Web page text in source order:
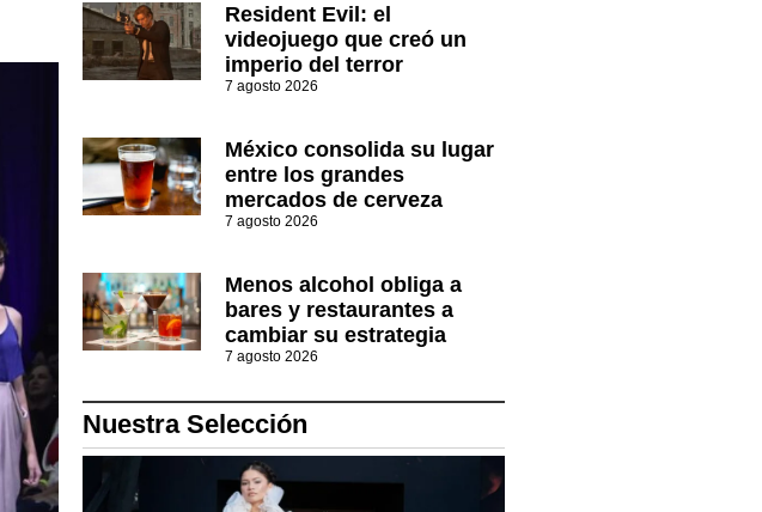
Resident Evil: el
videojuego que creó un
imperio del terror
7 agosto 2026
México consolida su lugar
entre los grandes
mercados de cerveza
7 agosto 2026
Menos alcohol obliga a
bares y restaurantes a
cambiar su estrategia
7 agosto 2026
Nuestra Selección